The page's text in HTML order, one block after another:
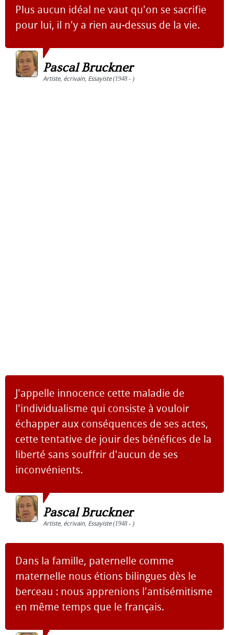
Plus aucun idéal ne vaut qu'on se sacrifie
pour lui, il n'y a rien au-dessus de la vie.
Pascal Bruckner
Artiste, écrivain, Essayiste(1948 - )
J'appelle innocence cette maladie de
l'individualisme qui consiste à vouloir
échapper aux conséquences de ses actes,
cette tentative de jouir des bénéfices de la
liberté sans souffrir d'aucun de ses
inconvénients.
Pascal Bruckner
Artiste, écrivain, Essayiste(1948 - )
Dans la famille, paternelle comme
maternelle nous étions bilingues dès le
berceau : nous apprenions l'antisémitisme
en même temps que le français.